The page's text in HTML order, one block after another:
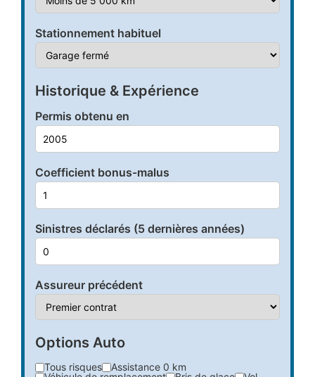
Stationnement habituel
Historique & Expérience
Permis obtenu en
Coefficient bonus-malus
Sinistres déclarés (5 dernières années)
Assureur précédent
Options Auto
Tous risques
Assistance 0 km